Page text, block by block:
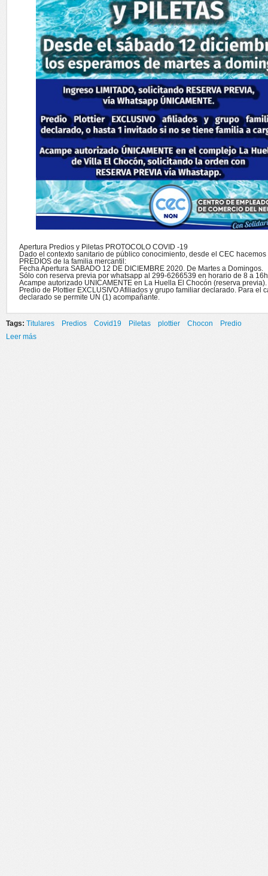
Apertura Predios y Piletas PROTOCOLO COVID -19
Dado el contexto sanitario de público conocimiento, desde el CEC
PREDIOS de la familia mercantil:
Fecha Apertura SABADO 12 DE DICIEMBRE 2020. De Martes a Domingos.
Sólo con reserva previa por whatsapp al 299-6266539 en horario de 8 a
Acampe autorizado UNICAMENTE en La Huella El Chocón (reserva previa).
Predio de Plottier EXCLUSIVO Afiliados y grupo familiar declarado. Para el
declarado se permite UN (1) acompañante.
Tags: Titulares Predios Covid19 Piletas plottier Chocon
Predio
Leer más